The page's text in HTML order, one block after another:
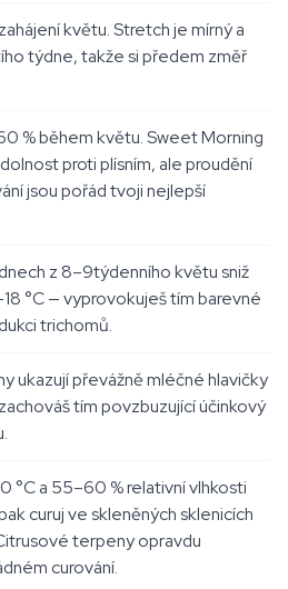
květu. Stretch je mírný a
týdne, takže si předem změř
% během květu. Sweet Morning
proti plísním, ale proudění
jsou pořád tvoji nejlepší
z 8–9týdenního květu sniž
°C — vyprovokuješ tím barevné
trichomů.
ukazují převážně mléčné hlavičky
tím povzbuzující účinkový
°C a 55–60 % relativní vlhkosti
curuj ve skleněných sklenicích
terpeny opravdu
curování.